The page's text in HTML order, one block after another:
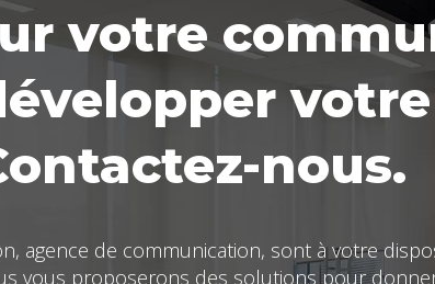
votre
nous.
agence de communication, sont à votre
vous proposerons des solutions pour